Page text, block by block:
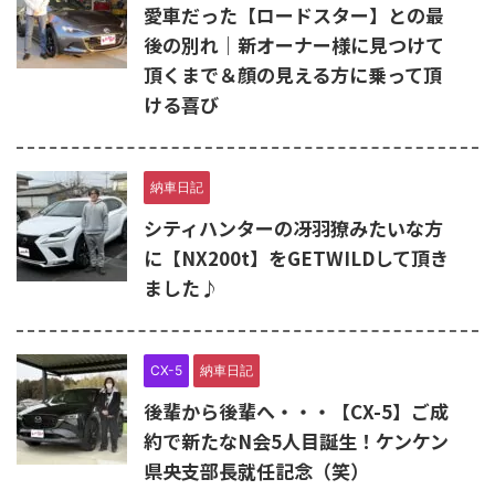
愛車だった【ロードスター】との最
後の別れ｜新オーナー様に見つけて
頂くまで＆顔の見える方に乗って頂
ける喜び
納車日記
シティハンターの冴羽獠みたいな方
に【NX200t】をGETWILDして頂き
ました♪
CX-5 納車日記
後輩から後輩へ・・・【CX-5】ご成
約で新たなN会5人目誕生！ケンケン
県央支部長就任記念（笑）